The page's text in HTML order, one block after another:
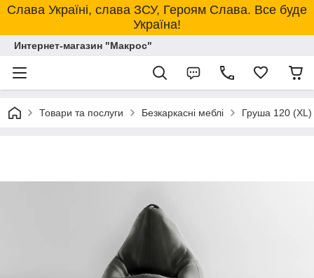
Слава Україні, слава ЗСУ, Героям Слава. Все буде
Україна!
Интернет-магазин "Макрос"
Товари та послуги Безкаркасні меблі Груша 120 (XL)